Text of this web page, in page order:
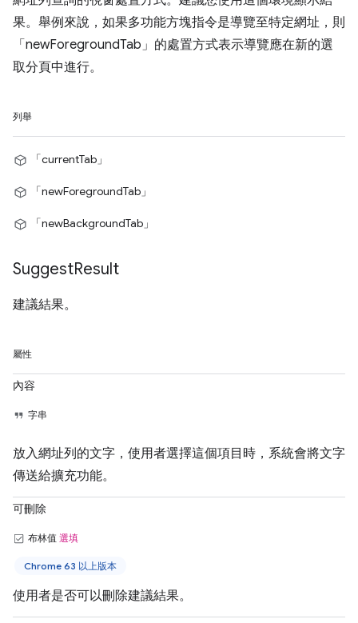
果。舉例來說，如果多功能方塊指令是導覽至特定網址，則
「newForegroundTab」的處置方式表示導覽應在新的選
取分頁中進行。
列舉
「currentTab」
「newForegroundTab」
「newBackgroundTab」
SuggestResult
建議結果。
屬性
內容
字串
放入網址列的文字，使用者選擇這個項目時，系統會將文字
傳送給擴充功能。
可刪除
布林值 選填
Chrome 63 以上版本
使用者是否可以刪除建議結果。